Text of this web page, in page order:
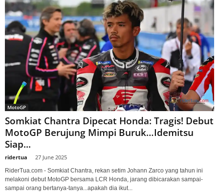
MotoGP
Somkiat Chantra Dipecat Honda: Tragis! Debut
MotoGP Berujung Mimpi Buruk…Idemitsu
Siap...
ridertua 27 June 2025
RiderTua.com - Somkiat Chantra, rekan setim Johann Zarco yang tahun ini
melakoni debut MotoGP bersama LCR Honda, jarang dibicarakan sampai-
sampai orang bertanya-tanya...apakah dia ikut...